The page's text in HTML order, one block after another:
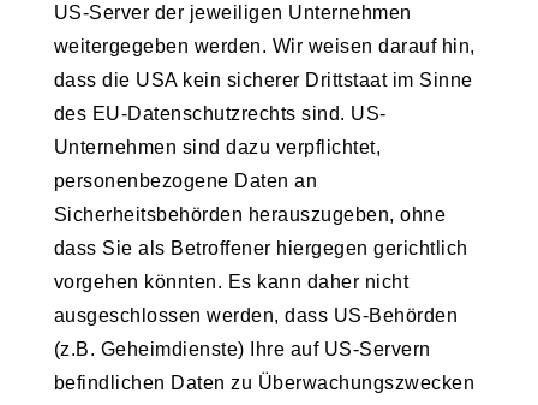
US-Server der jeweiligen Unternehmen
weitergegeben werden. Wir weisen darauf hin,
dass die USA kein sicherer Drittstaat im Sinne
des EU-Datenschutzrechts sind. US-
Unternehmen sind dazu verpflichtet,
personenbezogene Daten an
Sicherheitsbehörden herauszugeben, ohne
dass Sie als Betroffener hiergegen gerichtlich
vorgehen könnten. Es kann daher nicht
ausgeschlossen werden, dass US-Behörden
(z.B. Geheimdienste) Ihre auf US-Servern
befindlichen Daten zu Überwachungszwecken